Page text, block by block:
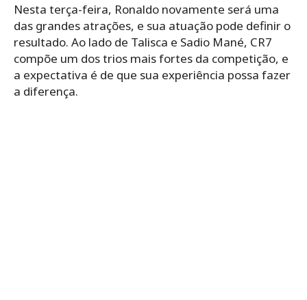
Nesta terça-feira, Ronaldo novamente será uma
das grandes atrações, e sua atuação pode definir o
resultado. Ao lado de Talisca e Sadio Mané, CR7
compõe um dos trios mais fortes da competição, e
a expectativa é de que sua experiência possa fazer
a diferença.